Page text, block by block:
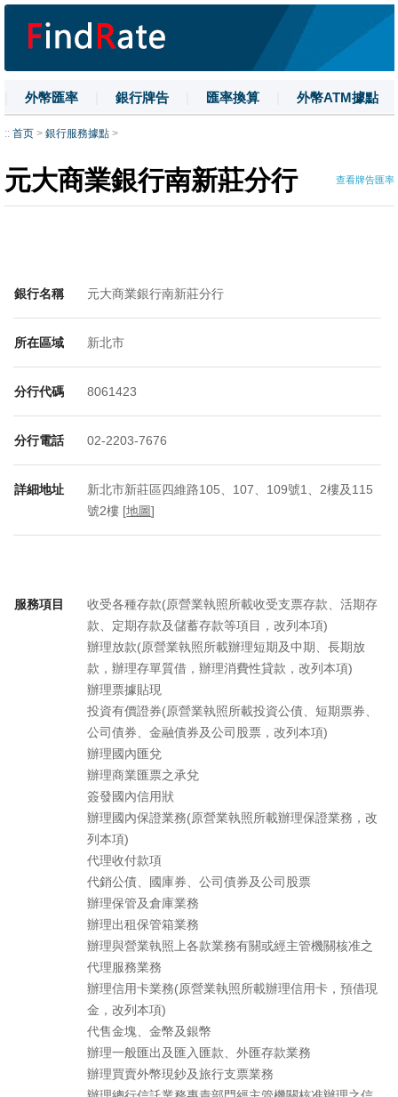
外幣匯率 銀行牌告 匯率換算 外幣ATM據點
| 名詞解釋 | 換匯技巧
:: 首页 > 銀行服務據點 >
元大商業銀行南新莊分行 查看牌告匯率
銀行名稱 元大商業銀行南新莊分行
所在區域 新北市
分行代碼 8061423
分行電話 02-2203-7676
詳細地址
新北市新莊區四維路105、107、109號1、2樓及115
號2樓 [地圖]
服務項目
收受各種存款(原營業執照所載收受支票存款、活期存
款、定期存款及儲蓄存款等項目，改列本項)
辦理放款(原營業執照所載辦理短期及中期、長期放
款，辦理存單質借，辦理消費性貸款，改列本項)
辦理票據貼現
投資有價證券(原營業執照所載投資公債、短期票券、
公司債券、金融債券及公司股票，改列本項)
辦理國內匯兌
辦理商業匯票之承兌
簽發國內信用狀
辦理國內保證業務(原營業執照所載辦理保證業務，改
列本項)
代理收付款項
代銷公債、國庫券、公司債券及公司股票
辦理保管及倉庫業務
辦理出租保管箱業務
辦理與營業執照上各款業務有關或經主管機關核准之
代理服務業務
辦理信用卡業務(原營業執照所載辦理信用卡，預借現
金，改列本項)
代售金塊、金幣及銀幣
辦理一般匯出及匯入匯款、外匯存款業務
辦理買賣外幣現鈔及旅行支票業務